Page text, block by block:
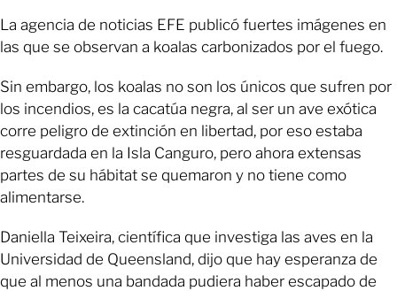
La agencia de noticias EFE publicó fuertes imágenes en
las que se observan a koalas carbonizados por el fuego.
Sin embargo, los koalas no son los únicos que sufren por
los incendios, es la cacatúa negra, al ser un ave exótica
corre peligro de extinción en libertad, por eso estaba
resguardada en la Isla Canguro, pero ahora extensas
partes de su hábitat se quemaron y no tiene como
alimentarse.
Daniella Teixeira, científica que investiga las aves en la
Universidad de Queensland, dijo que hay esperanza de
que al menos una bandada pudiera haber escapado de